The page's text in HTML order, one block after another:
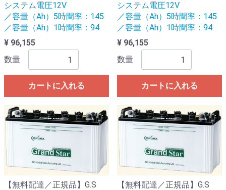
システム電圧12V
／容量（Ah）5時間率：145
／容量（Ah）1時間率：94
¥ 96,155
数量
カートに入れる
システム電圧12V
／容量（Ah）5時間率：145
／容量（Ah）1時間率：94
¥ 96,155
数量
カートに入れる
【無料配達／正規品】G.S
【無料配達／正規品】G.S